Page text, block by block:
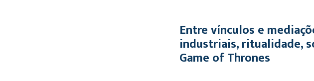
Entre vínculos e
industriais, ritualidade,
Game of Thrones